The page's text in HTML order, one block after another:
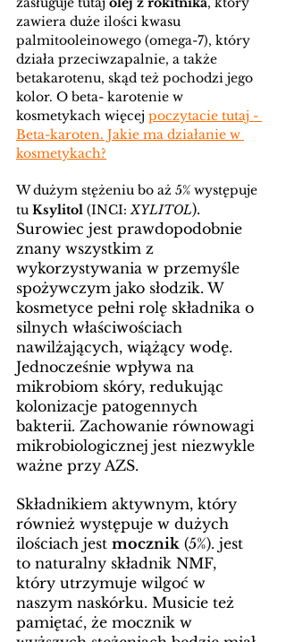
zawiera duże ilości kwasu
palmitooleinowego (omega-7), który
działa przeciwzapalnie, a także
betakarotenu, skąd też pochodzi jego
kolor. O beta- karotenie w
kosmetykach więcej poczytacie tutaj -
Beta-karoten. Jakie ma działanie w
kosmetykach?
W dużym stężeniu bo aż 5% występuje
tu Ksylitol (INCI: XYLITOL).
Surowiec jest prawdopodobnie
znany wszystkim z
wykorzystywania w przemyśle
spożywczym jako słodzik. W
kosmetyce pełni rolę składnika o
silnych właściwościach
nawilżających, wiążący wodę.
Jednocześnie wpływa na
mikrobiom skóry, redukując
kolonizacje patogennych
bakterii. Zachowanie równowagi
mikrobiologicznej jest niezwykle
ważne przy AZS.
Składnikiem aktywnym, który
również występuje w dużych
ilościach jest mocznik (5%). jest
to naturalny składnik NMF,
który utrzymuje wilgoć w
naszym naskórku. Musicie też
pamiętać, że mocznik w